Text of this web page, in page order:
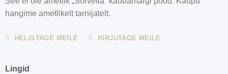
hangime ametlikelt tarnijatelt.
HELISTAGE MEILE KIRJUTAGE MEILE
Lingid